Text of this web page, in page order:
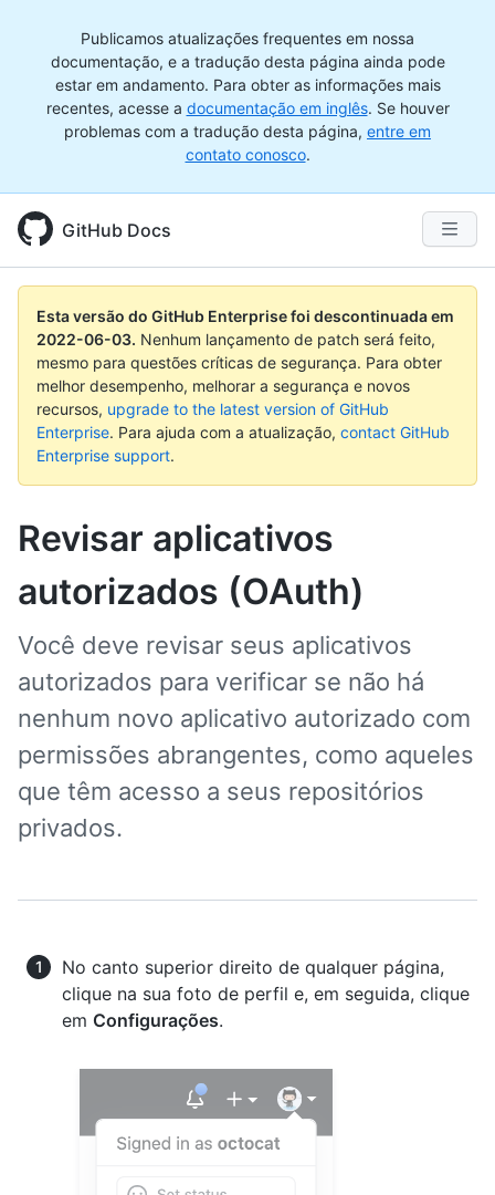
Publicamos atualizações frequentes em nossa
documentação, e a tradução desta página ainda pode
estar em andamento. Para obter as informações mais
recentes, acesse a documentação em inglês. Se houver
problemas com a tradução desta página, entre em
contato conosco.
GitHub Docs
Esta versão do GitHub Enterprise foi descontinuada em
2022-06-03. Nenhum lançamento de patch será feito,
mesmo para questões críticas de segurança. Para obter
melhor desempenho, melhorar a segurança e novos
recursos, upgrade to the latest version of GitHub
Enterprise. Para ajuda com a atualização, contact GitHub
Enterprise support.
Revisar aplicativos
autorizados (OAuth)
Você deve revisar seus aplicativos
autorizados para verificar se não há
nenhum novo aplicativo autorizado com
permissões abrangentes, como aqueles
que têm acesso a seus repositórios
privados.
No canto superior direito de qualquer página,
clique na sua foto de perfil e, em seguida, clique
em Configurações.